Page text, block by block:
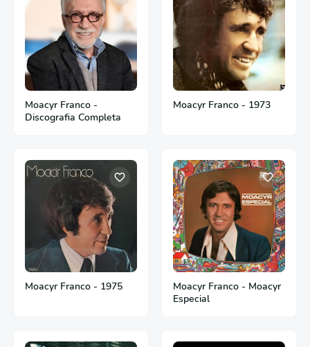
Moacyr Franco -
Discografia Completa
Moacyr Franco - 1973
Moacyr Franco - 1975
Moacyr Franco - Moacyr
Especial